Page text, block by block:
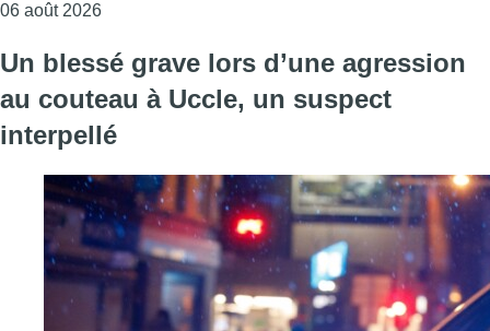
06 août 2026Consulter l'article "Un homme blessé par un
Un blessé grave lors d’une agression
au couteau à Uccle, un suspect
interpellé